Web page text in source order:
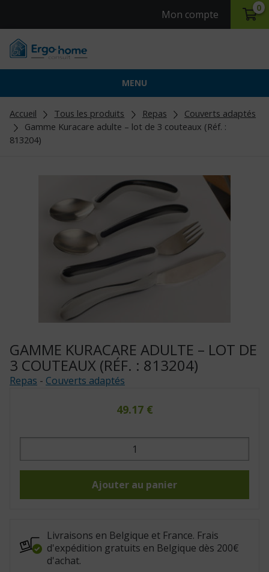
Mon compte
0
MENU
Accueil Tous les produits Repas
Couverts adaptés
Gamme Kuracare adulte – lot de 3 couteaux (Réf. :
813204)
GAMME KURACARE ADULTE – LOT DE
3 COUTEAUX (RÉF. : 813204)
Repas - Couverts adaptés
49.17 €
quantité
Gamme
de
813204)
Ajouter au panier
Livraisons en Belgique et France. Frais
d'expédition gratuits en Belgique dès 200€
d'achat.